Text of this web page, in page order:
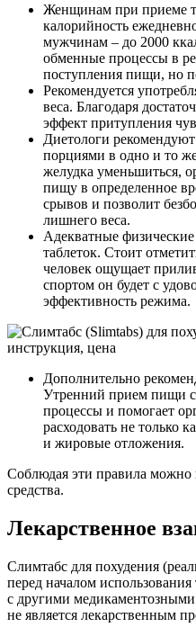
Женщинам при приеме
калорийность
мужчинам – до 2000
обменные процессы в
поступления пищи, но
Рекомендуется
веса. Благодаря
эффект притупления
Диетологи
порциями в одно и то
желудка уменьшиться,
пищу в определенное
срывов и позволит
лишнего веса.
Адекватные
таблеток. Стоит
человек ощущает
спортом он будет с
эффективность режима.
Дополнительно
Утренний прием пищи
процессы и помогает
расходовать не только
и жировые отложения.
Соблюдая эти правила можно
средства.
Лекарственное
Слимтабс для похудения
перед началом использования
с другими медикаментозными
не является лекарственным